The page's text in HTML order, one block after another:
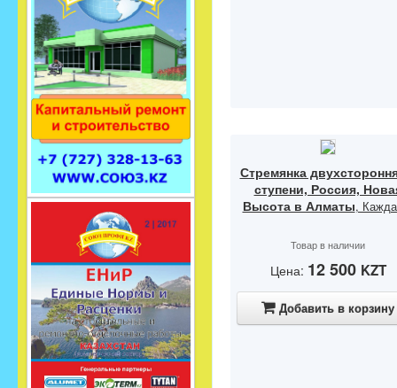
Стремянка
ступени, Россия,
Высота в Алматы,
Товар в наличии
Цена: 12 500 KZT
Добавить в корзину